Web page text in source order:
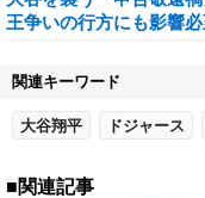
王争いの行方にも影響
関連キーワード
大谷翔平 ドジャース
■関連記事